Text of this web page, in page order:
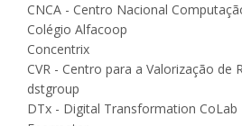
CNCA - Centro Nacional
Colégio Alfacoop
Concentrix
CVR - Centro para a Valorização de
dstgroup
DTx - Digital Transformation CoLab